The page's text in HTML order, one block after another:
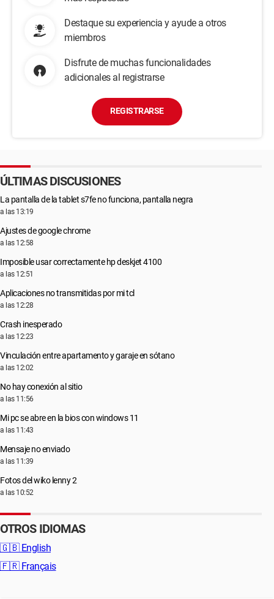
Destaque su experiencia y ayude a otros
miembros
Disfrute de muchas funcionalidades
adicionales al registrarse
REGISTRARSE
ÚLTIMAS DISCUSIONES
La pantalla de la tablet s7fe no funciona, pantalla negra
a las 13:19
Ajustes de google chrome
a las 12:58
Imposible usar correctamente hp deskjet 4100
a las 12:51
Aplicaciones no transmitidas por mi tcl
a las 12:28
Crash inesperado
a las 12:23
Vinculación entre apartamento y garaje en sótano
a las 12:02
No hay conexión al sitio
a las 11:56
Mi pc se abre en la bios con windows 11
a las 11:43
Mensaje no enviado
a las 11:39
Fotos del wiko lenny 2
a las 10:52
OTROS IDIOMAS
🇬🇧 English
🇫🇷 Français